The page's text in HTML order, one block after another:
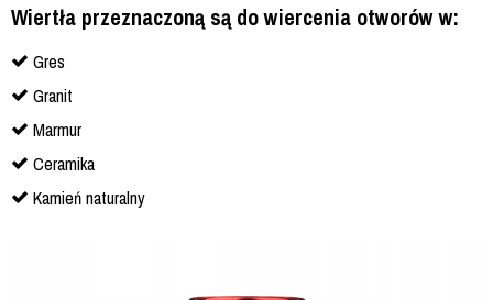
Wiertła przeznaczoną są do wiercenia otworów w:
Gres
Granit
Marmur
Ceramika
Kamień naturalny